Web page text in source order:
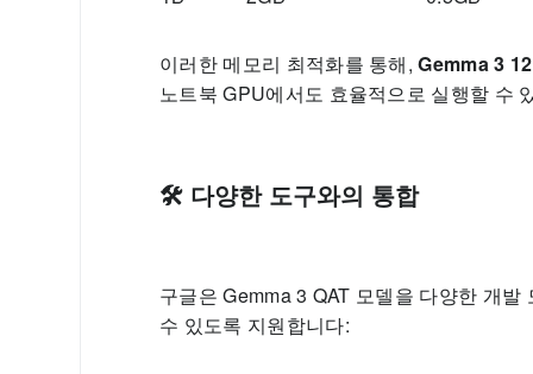
이러한 메모리 최적화를 통해,Gemma 3
노트북 GPU에서도 효율적으로 실행할 수
🛠️ 다양한 도구와의 통합
구글은 Gemma 3 QAT 모델을 다양한 개
수 있도록 지원합니다: